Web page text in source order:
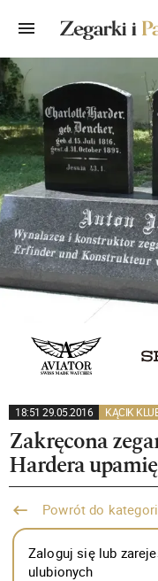
18:51 29.05.2016 KĄCIK
Zakręcona
Hardera
Powrót do
Zaloguj się lub
ulubionych